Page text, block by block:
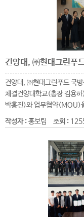
건양대, ㈜현대그린푸드 국
체결건양대학교(총장 김용
박홍진)와 업무협약(MOU)
작성자 :홍보팀 조회 :